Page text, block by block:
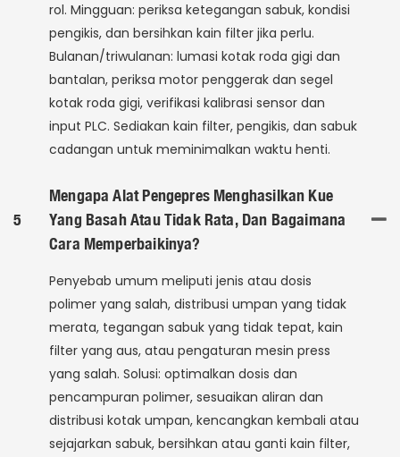
rol. Mingguan: periksa ketegangan sabuk, kondisi
pengikis, dan bersihkan kain filter jika perlu.
Bulanan/triwulanan: lumasi kotak roda gigi dan
bantalan, periksa motor penggerak dan segel
kotak roda gigi, verifikasi kalibrasi sensor dan
input PLC. Sediakan kain filter, pengikis, dan sabuk
cadangan untuk meminimalkan waktu henti.
5
Mengapa Alat Pengepres Menghasilkan Kue
Yang Basah Atau Tidak Rata, Dan Bagaimana
Cara Memperbaikinya?
Penyebab umum meliputi jenis atau dosis
polimer yang salah, distribusi umpan yang tidak
merata, tegangan sabuk yang tidak tepat, kain
filter yang aus, atau pengaturan mesin press
yang salah. Solusi: optimalkan dosis dan
pencampuran polimer, sesuaikan aliran dan
distribusi kotak umpan, kencangkan kembali atau
sejajarkan sabuk, bersihkan atau ganti kain filter,